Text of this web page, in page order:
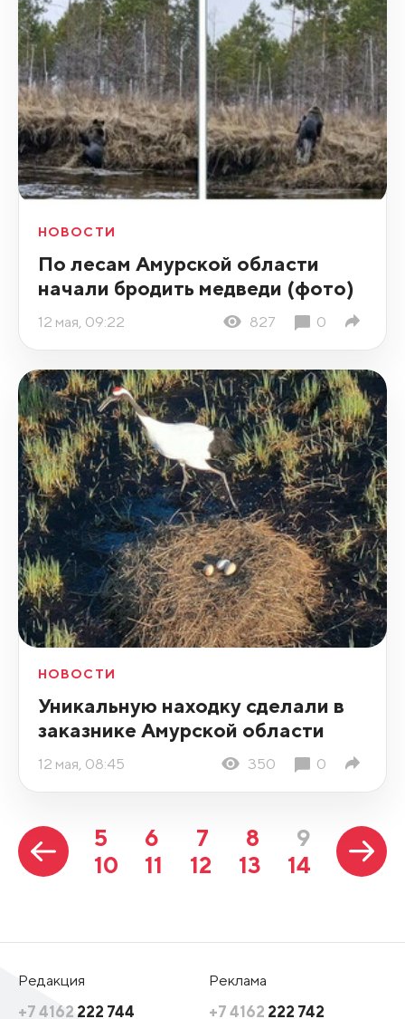
НОВОСТИ
По лесам Амурской области
начали бродить медведи (фото)
12 мая, 09:22 827 0
НОВОСТИ
Уникальную находку сделали в
заказнике Амурской области
12 мая, 08:45 350 0
5 6 7 8
9
10
11 12 13 14
Редакция
+7 4162 222 744
Реклама
+7 4162 222 742